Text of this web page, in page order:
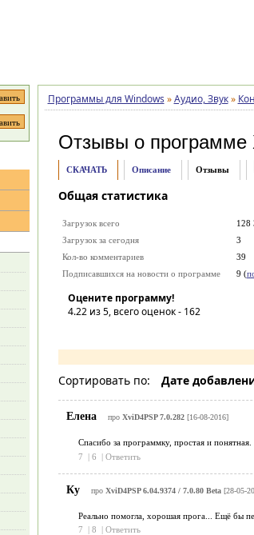
Программы для Windows » Аудио, Звук »
Отзывы о программе
СКАЧАТЬ Описание Отзывы
Общая статистика
Загрузок всего
128
Загрузок за сегодня
3
Кол-во комментариев
39
Подписавшихся на новости о программе
9 (
Оцените программу!
4.22из 5, всего оценок - 162
Сортировать по: Дате
Елена про XviD4PSP 7.0.282[16-08-2016]
Спасибо за программку, простая и
7
| 6 | Ответить
Ку про XviD4PSP 6.04.9374 / 7.0.80 Beta[28-05-
Реально помогла, хорошая прога... Ещё бы
7
| 8 | Ответить